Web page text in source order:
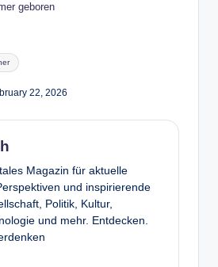
geboren
22, 2026
Magazin für aktuelle
und inspirierende
Politik, Kultur,
und mehr. Entdecken.